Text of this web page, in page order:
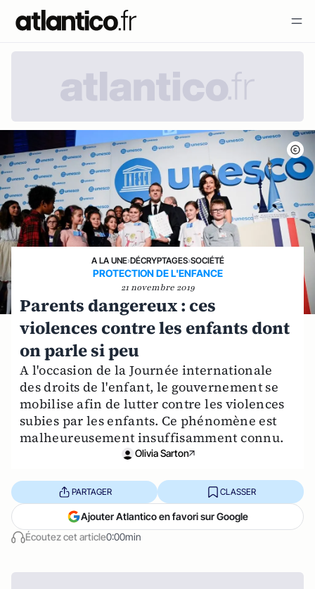
A LA UNE›DÉCRYPTAGES›SOCIÉTÉ
PROTECTION DE L'ENFANCE
21 novembre 2019
Parents dangereux : ces
violences contre les enfants dont
on parle si peu
A l'occasion de la Journée internationale
des droits de l'enfant, le gouvernement se
mobilise afin de lutter contre les violences
subies par les enfants. Ce phénomène est
malheureusement insuffisamment connu.
Olivia Sarton
Écoutez cet article0:00min
PARTAGER CLASSER
Ajouter Atlantico en favori sur Google